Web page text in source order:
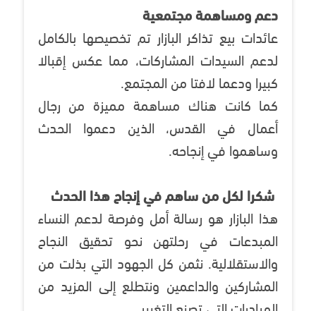
دعم ومساهمة مجتمعية
عائدات بيع تذاكر البازار تم تخصيصها بالكامل
لدعم السيدات المشاركات، مما عكس إقبالا
كبيرا ودعما لافتا من المجتمع.
كما كانت هناك مساهمة مميزة من رجال
أعمال في القدس، الذين دعموا الحدث
وساهموا في إنجاحه.
شكرا لكل من ساهم في إنجاح هذا الحدث
هذا البازار هو رسالة أمل وفرصة لدعم النساء
المبدعات في رحلتهن نحو تحقيق النجاح
والاستقلالية. نثمن كل الجهود التي بذلت من
المشاركين والداعمين ونتطلع إلى المزيد من